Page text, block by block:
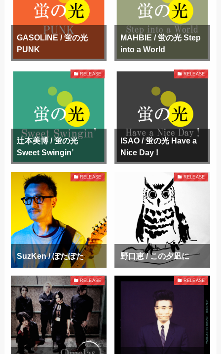
GASOLINE / 蛍の光
PUNK
MAHBIE / 蛍の光 Step
into a World
RELEASE
辻本美博 / 蛍の光
Sweet Swingin’
RELEASE
ISAO / 蛍の光 Have a
Nice Day !
RELEASE
SuzKen / ぽたぽた
RELEASE
野口恵 / この夕凪に
RELEASE RELEASE